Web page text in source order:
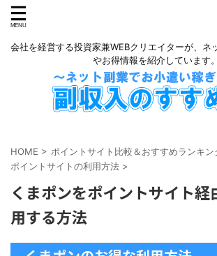
会社を経営する投資家兼WEBクリエイターが、ネ
やお得情報を紹介しています。
HOME > ポイントサイト比較＆おすすめランキン
ポイントサイトの利用方法 >
くまポンをポイントサイト経
用する方法